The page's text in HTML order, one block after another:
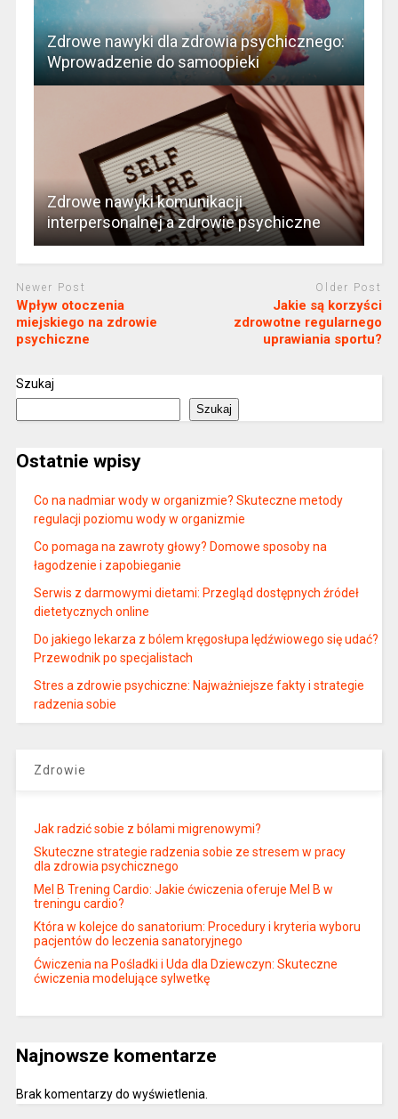
Zdrowe nawyki dla zdrowia psychicznego:
Wprowadzenie do samoopieki
Zdrowe nawyki komunikacji
interpersonalnej a zdrowie psychiczne
Newer Post
Wpływ otoczenia
miejskiego na zdrowie
psychiczne
Older Post
Jakie są korzyści
zdrowotne regularnego
uprawiania sportu?
Szukaj
Szukaj
Ostatnie wpisy
Co na nadmiar wody w organizmie? Skuteczne metody
regulacji poziomu wody w organizmie
Co pomaga na zawroty głowy? Domowe sposoby na
łagodzenie i zapobieganie
Serwis z darmowymi dietami: Przegląd dostępnych źródeł
dietetycznych online
Do jakiego lekarza z bólem kręgosłupa lędźwiowego się udać?
Przewodnik po specjalistach
Stres a zdrowie psychiczne: Najważniejsze fakty i strategie
radzenia sobie
Zdrowie
Jak radzić sobie z bólami migrenowymi?
Skuteczne strategie radzenia sobie ze stresem w pracy
dla zdrowia psychicznego
Mel B Trening Cardio: Jakie ćwiczenia oferuje Mel B w
treningu cardio?
Która w kolejce do sanatorium: Procedury i kryteria wyboru
pacjentów do leczenia sanatoryjnego
Ćwiczenia na Pośladki i Uda dla Dziewczyn: Skuteczne
ćwiczenia modelujące sylwetkę
Najnowsze komentarze
Brak komentarzy do wyświetlenia.